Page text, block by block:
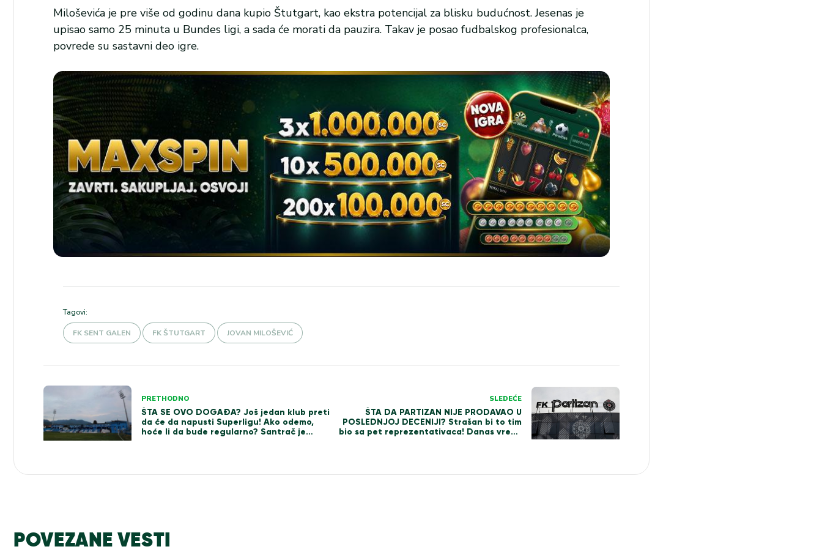
Miloševića je pre više od godinu dana kupio Štutgart, kao ekstra potencijal za blisku budućnost. Jesenas je
upisao samo 25 minuta u Bundes ligi, a sada će morati da pauzira. Takav je posao fudbalskog profesionalca,
povrede su sastavni deo igre.
Tagovi:
FK SENT GALEN FK ŠTUTGART JOVAN MILOŠEVIĆ
Kretanje
članka
PRETHODNO
ŠTA SE OVO DOGAĐA? Još jedan klub preti
da će da napusti Superligu! Ako odemo,
hoće li da bude regularno? Santrač je
SLEDEĆE
ŠTA DA PARTIZAN NIJE PRODAVAO U
POSLEDNJOJ DECENIJI? Strašan bi to tim
bio sa pet reprezentativaca! Danas vrede
POVEZANE VESTI